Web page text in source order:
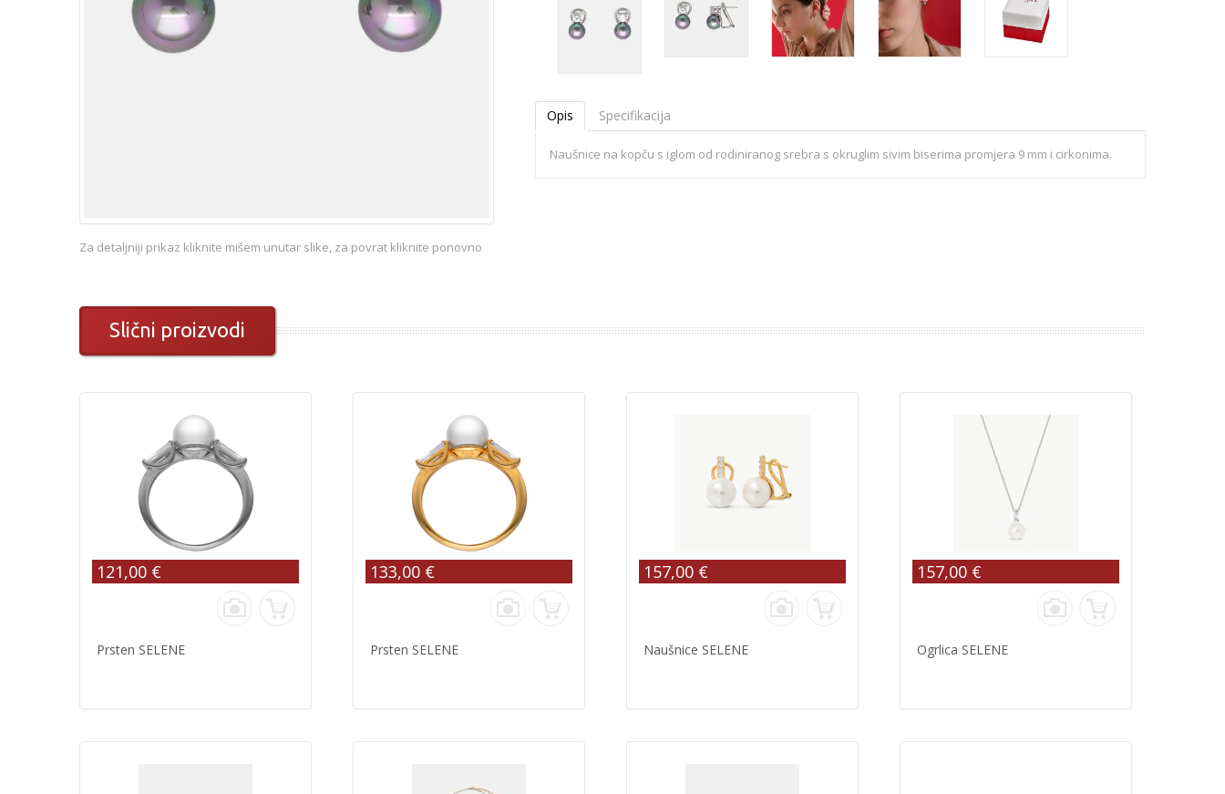
Za detaljniji prikaz kliknite mišem unutar slike, za povrat kliknite ponovno
Opis Specifikacija
Naušnice na kopču s iglom od rodiniranog srebra s okruglim sivim biserima promjera 9 mm i cirkonima.
Slični proizvodi
121,00 €
Prsten SELENE
133,00 €
Prsten SELENE
157,00 €
Naušnice SELENE
157,00 €
Ogrlica SELENE